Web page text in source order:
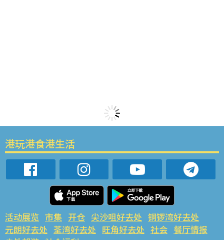
港玩港食港生活
活动展览 市集 开仓 尖沙咀好去处 铜锣湾好去处
元朗好去处 荃湾好去处 旺角好去处 社会 餐厅情报